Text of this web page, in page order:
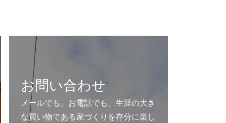
お問い合わせ
メールでも、お電話でも。生涯の大き
な買い物である家づくりを存分に楽し